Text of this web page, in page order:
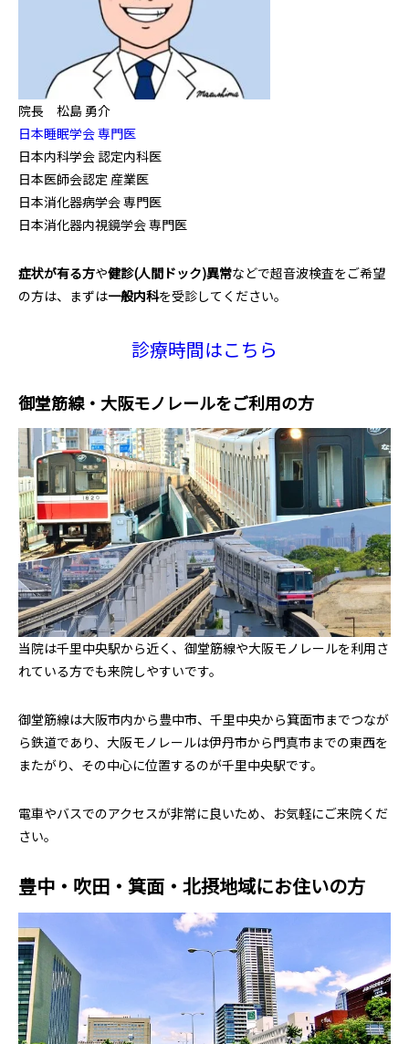
院長 松島 勇介
日本睡眠学会 専門医
日本内科学会 認定内科医
日本医師会認定 産業医
日本消化器病学会 専門医
日本消化器内視鏡学会 専門医
症状が有る方や健診(人間ドック)異常などで超音波検査をご希望
の方は、まずは一般内科を受診してください。
診療時間はこちら
御堂筋線・大阪モノレールをご利用の方
当院は千里中央駅から近く、御堂筋線や大阪モノレールを利用さ
れている方でも来院しやすいです。
御堂筋線は大阪市内から豊中市、千里中央から箕面市までつなが
ら鉄道であり、大阪モノレールは伊丹市から門真市までの東西を
またがり、その中心に位置するのが千里中央駅です。
電車やバスでのアクセスが非常に良いため、お気軽にご来院くだ
さい。
豊中・吹田・箕面・北摂地域にお住いの方